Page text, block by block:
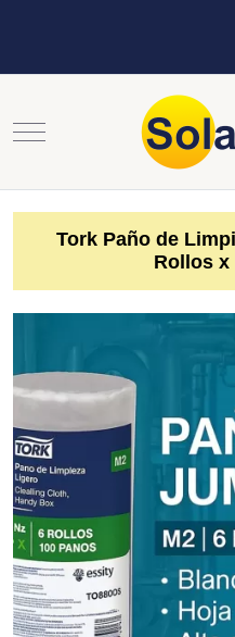
Mobile Menu Toggle
Tork Paño de
Rollos x